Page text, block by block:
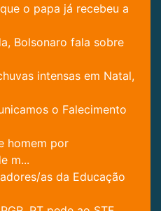
o papa já recebeu a
Bolsonaro fala sobre
intensas em Natal,
o Falecimento
homem por
m...
as da Educação